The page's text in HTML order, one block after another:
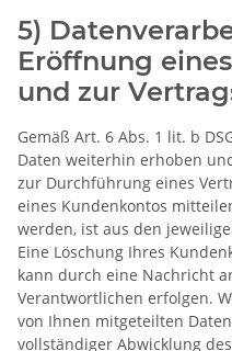
5)
Eröffnung
und zur
Gemäß Art. 6 Abs. 1 lit. b
Daten weiterhin erhoben
zur Durchführung eines
eines Kundenkontos
werden, ist aus den
Eine Löschung Ihres
kann durch eine Nachricht
Verantwortlichen erfolgen.
von Ihnen mitgeteilten
vollständiger Abwicklung